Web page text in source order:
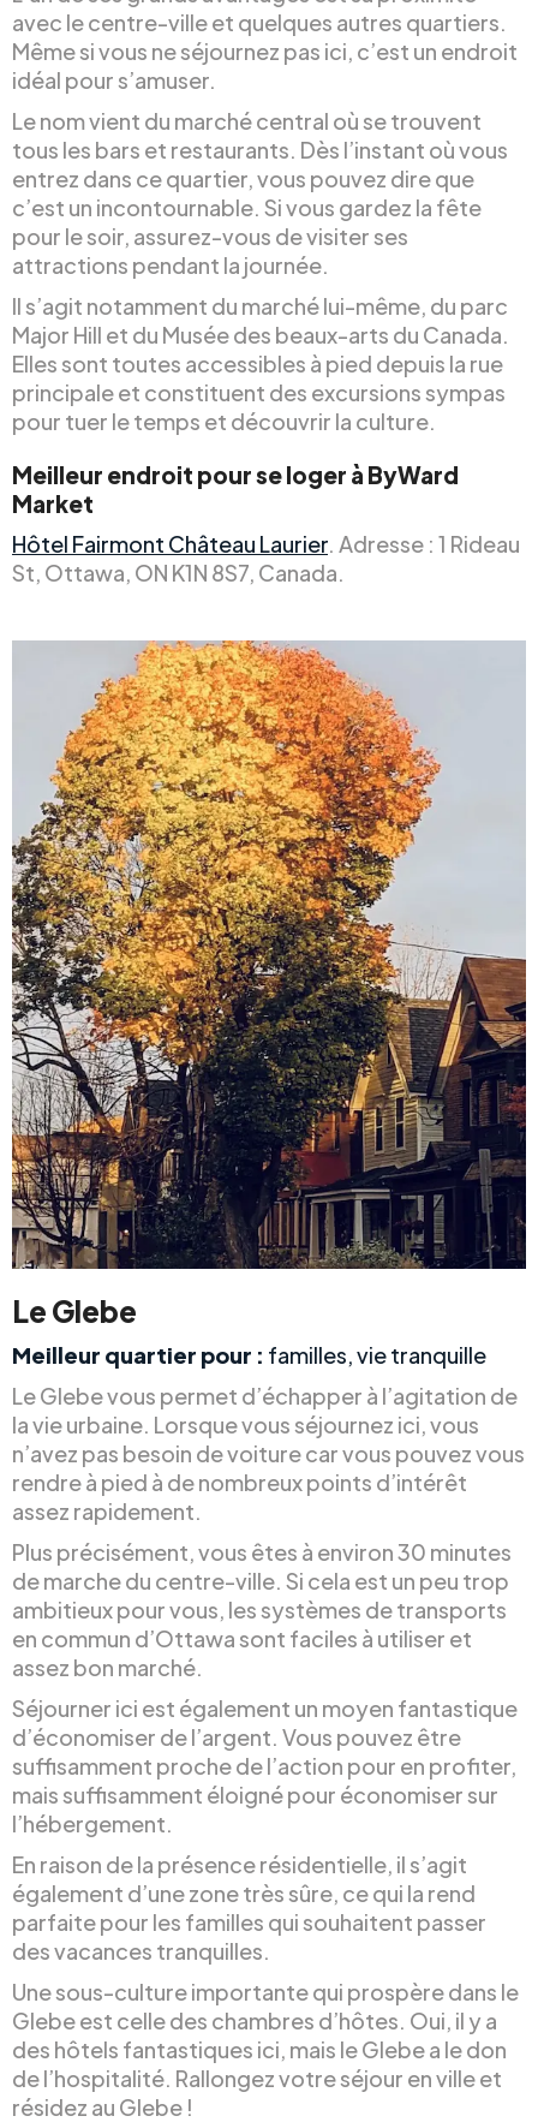
avec le centre-ville et quelques autres quartiers.
Même si vous ne séjournez pas ici, c’est un endroit
idéal pour s’amuser.
Le nom vient du marché central où se trouvent
tous les bars et restaurants. Dès l’instant où vous
entrez dans ce quartier, vous pouvez dire que
c’est un incontournable. Si vous gardez la fête
pour le soir, assurez-vous de visiter ses
attractions pendant la journée.
Il s’agit notamment du marché lui-même, du parc
Major Hill et du Musée des beaux-arts du Canada.
Elles sont toutes accessibles à pied depuis la rue
principale et constituent des excursions sympas
pour tuer le temps et découvrir la culture.
Meilleur endroit pour se loger à ByWard
Market
Hôtel Fairmont Château Laurier. Adresse : 1 Rideau
St, Ottawa, ON K1N 8S7, Canada.
Le Glebe
Meilleur quartier pour : familles, vie tranquille
Le Glebe vous permet d’échapper à l’agitation de
la vie urbaine. Lorsque vous séjournez ici, vous
n’avez pas besoin de voiture car vous pouvez vous
rendre à pied à de nombreux points d’intérêt
assez rapidement.
Plus précisément, vous êtes à environ 30 minutes
de marche du centre-ville. Si cela est un peu trop
ambitieux pour vous, les systèmes de transports
en commun d’Ottawa sont faciles à utiliser et
assez bon marché.
Séjourner ici est également un moyen fantastique
d’économiser de l’argent. Vous pouvez être
suffisamment proche de l’action pour en profiter,
mais suffisamment éloigné pour économiser sur
l’hébergement.
En raison de la présence résidentielle, il s’agit
également d’une zone très sûre, ce qui la rend
parfaite pour les familles qui souhaitent passer
des vacances tranquilles.
Une sous-culture importante qui prospère dans le
Glebe est celle des chambres d’hôtes. Oui, il y a
des hôtels fantastiques ici, mais le Glebe a le don
de l’hospitalité. Rallongez votre séjour en ville et
résidez au Glebe !